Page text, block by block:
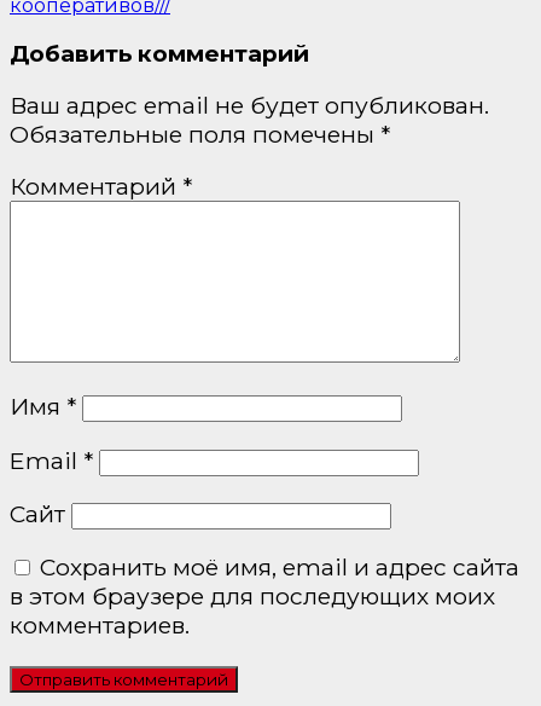
кооперативов///
Добавить комментарий
Ваш адрес email не будет опубликован.
Обязательные поля помечены *
Комментарий *
Имя *
Email *
Сайт
Сохранить моё имя, email и адрес сайта
в этом браузере для последующих моих
комментариев.